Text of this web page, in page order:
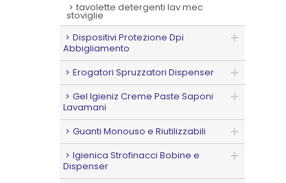
tavolette detergenti lav mec
stoviglie
Dispositivi Protezione Dpi
Abbigliamento
Erogatori Spruzzatori Dispenser
Gel Igieniz Creme Paste Saponi
Lavamani
Guanti Monouso e Riutilizzabili
Igienica Strofinacci Bobine e
Dispenser